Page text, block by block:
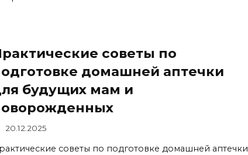
советы по
домашней аптечки
будущих мам и
20.12.2025
советы по подготовке домашней аптечки